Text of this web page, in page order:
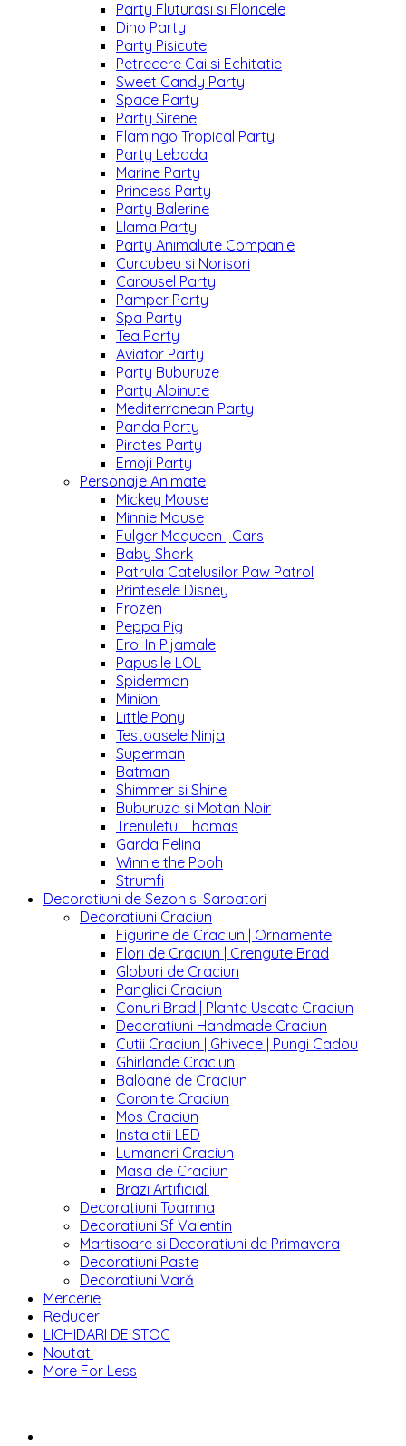
Party Fluturasi si Floricele
Dino Party
Party Pisicute
Petrecere Cai si Echitatie
Sweet Candy Party
Space Party
Party Sirene
Flamingo Tropical Party
Party Lebada
Marine Party
Princess Party
Party Balerine
Llama Party
Party Animalute Companie
Curcubeu si Norisori
Carousel Party
Pamper Party
Spa Party
Tea Party
Aviator Party
Party Buburuze
Party Albinute
Mediterranean Party
Panda Party
Pirates Party
Emoji Party
Personaje Animate
Mickey Mouse
Minnie Mouse
Fulger Mcqueen | Cars
Baby Shark
Patrula Catelusilor Paw Patrol
Printesele Disney
Frozen
Peppa Pig
Eroi In Pijamale
Papusile LOL
Spiderman
Minioni
Little Pony
Testoasele Ninja
Superman
Batman
Shimmer si Shine
Buburuza si Motan Noir
Trenuletul Thomas
Garda Felina
Winnie the Pooh
Strumfi
Decoratiuni de Sezon si Sarbatori
Decoratiuni Craciun
Figurine de Craciun | Ornamente
Flori de Craciun | Crengute Brad
Globuri de Craciun
Panglici Craciun
Conuri Brad | Plante Uscate Craciun
Decoratiuni Handmade Craciun
Cutii Craciun | Ghivece | Pungi Cadou
Ghirlande Craciun
Baloane de Craciun
Coronite Craciun
Mos Craciun
Instalatii LED
Lumanari Craciun
Masa de Craciun
Brazi Artificiali
Decoratiuni Toamna
Decoratiuni Sf Valentin
Martisoare si Decoratiuni de Primavara
Decoratiuni Paste
Decoratiuni Vară
Mercerie
Reduceri
LICHIDARI DE STOC
Noutati
More For Less